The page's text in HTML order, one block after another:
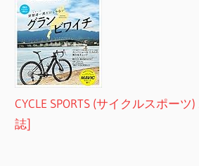
CYCLE SPORTS (サイクルスポー
誌]